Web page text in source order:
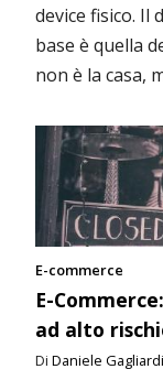
device fisico. Il
base è quella
non è la casa,
E-commerce
E-
ad alto
Di Daniele Gagliardi